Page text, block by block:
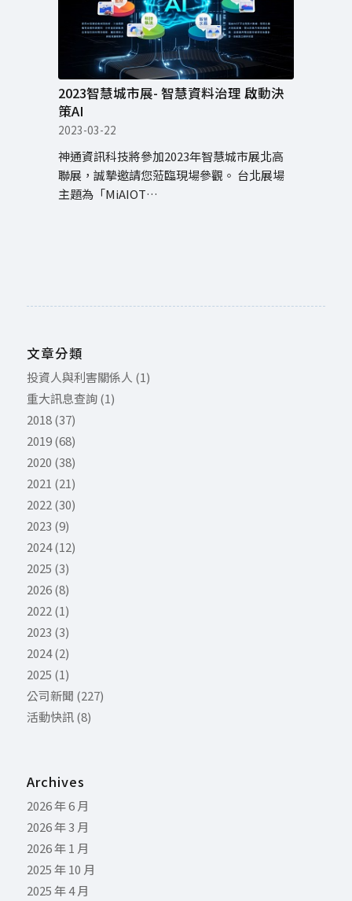
2023智慧城市展- 智慧資料治理 啟動決
策AI
2023-03-22
神通資訊科技將參加2023年智慧城市展北高
聯展，誠摯邀請您蒞臨現場參觀。 台北展場
主題為「MiAIOT…
文章分類
投資人與利害關係人 (1)
重大訊息查詢(1)
2018(37)
2019(68)
2020 (38)
2021 (21)
2022 (30)
2023 (9)
2024(12)
2025 (3)
2026(8)
2022 (1)
2023 (3)
2024(2)
2025 (1)
公司新聞 (227)
活動快訊(8)
Archives
2026 年 6 月
2026 年 3 月
2026 年 1 月
2025 年 10 月
2025 年 4 月